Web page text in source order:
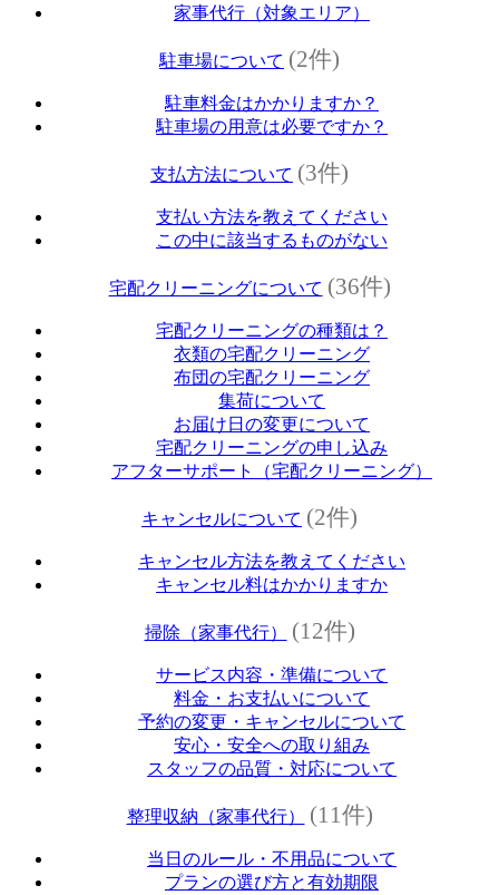
家事代行（対象エリア）
駐車場について (2件)
駐車料金はかかりますか？
駐車場の用意は必要ですか？
支払方法について (3件)
支払い方法を教えてください
この中に該当するものがない
宅配クリーニングについて (36件)
宅配クリーニングの種類は？
衣類の宅配クリーニング
布団の宅配クリーニング
集荷について
お届け日の変更について
宅配クリーニングの申し込み
アフターサポート（宅配クリーニング）
キャンセルについて (2件)
キャンセル方法を教えてください
キャンセル料はかかりますか
掃除（家事代行） (12件)
サービス内容・準備について
料金・お支払いについて
予約の変更・キャンセルについて
安心・安全への取り組み
スタッフの品質・対応について
整理収納（家事代行） (11件)
当日のルール・不用品について
プランの選び方と有効期限